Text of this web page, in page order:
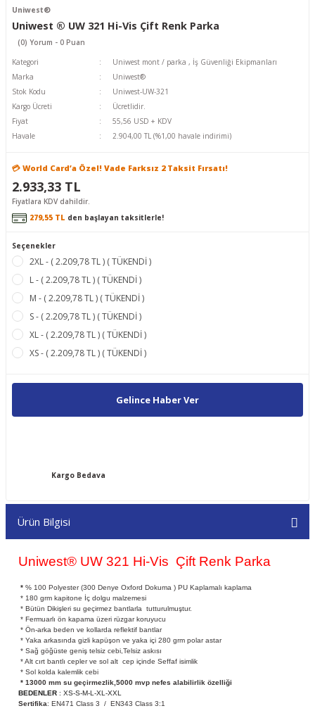
Uniwest®
Uniwest ® UW 321 Hi-Vis Çift Renk Parka
(0) Yorum - 0 Puan
Kategori
Uniwest mont / parka , İş Güvenliği Ekipmanları
Marka
Uniwest®
Stok Kodu
Uniwest-UW-321
Kargo Ücreti
Ücretlidir.
Fiyat
55,56 USD + KDV
Havale
2.904,00 TL (%1,00 havale indirimi)
💳 World Card’a Özel! Vade Farksız 2 Taksit Fırsatı!
2.933,33 TL
Fiyatlara KDV dahildir.
279,55 TL den başlayan taksitlerle!
Seçenekler
2XL - ( 2.209,78 TL ) ( TÜKENDİ )
L - ( 2.209,78 TL ) ( TÜKENDİ )
M - ( 2.209,78 TL ) ( TÜKENDİ )
S - ( 2.209,78 TL ) ( TÜKENDİ )
XL - ( 2.209,78 TL ) ( TÜKENDİ )
XS - ( 2.209,78 TL ) ( TÜKENDİ )
Gelince Haber Ver
Kargo Bedava
Ürün Bilgisi
Uniwest® UW 321 Hi-Vis Çift Renk Parka
* % 100 Polyester (300 Denye Oxford Dokuma ) PU Kaplamalı kaplama
* 180 grm kapitone İç dolgu malzemesi
* Bütün Dikişleri su geçirmez bantlarla tutturulmuştur.
* Fermuarlı ön kapama üzeri rüzgar koruyucu
* Ön-arka beden ve kollarda reflektif bantlar
* Yaka arkasında gizli kapüşon ve yaka içi 280 grm polar astar
* Sağ göğüste geniş telsiz cebi,Telsiz askısı
* Alt cırt bantlı cepler ve sol alt cep içinde Seffaf isimlik
* Sol kolda kalemlik cebi
* 13000 mm su geçirmezlik,5000 mvp nefes alabilirlik özelliği
BEDENLER : XS-S-M-L-XL-XXL
Sertifika: EN471 Class 3 / EN343 Class 3:1